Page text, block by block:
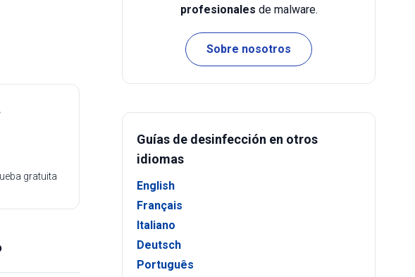
gratuita
profesionales de malware.
Sobre nosotros
Guías de desinfección en otros
idiomas
English
Français
Italiano
Deutsch
Português